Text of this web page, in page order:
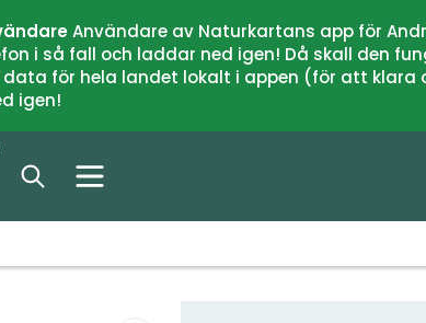
Användare av Naturkartans app för
i så fall och laddar ned igen! Då skall den
för hela landet lokalt i appen (för att
igen!